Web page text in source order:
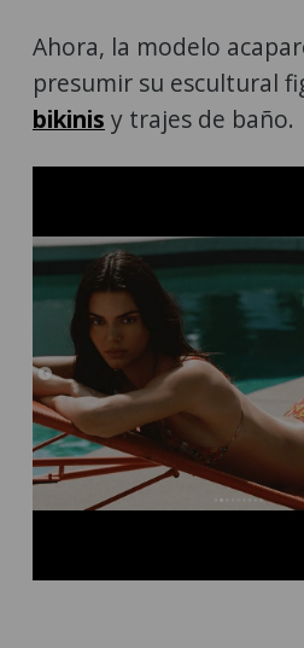
Ahora, la modelo
presumir su escultural
bikinis y trajes de baño.